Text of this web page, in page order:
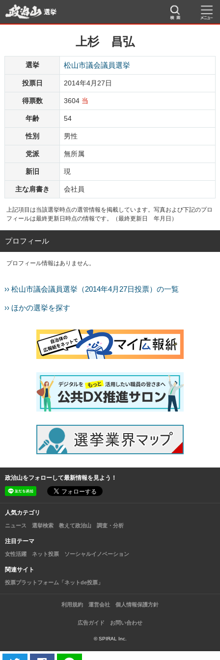
選挙
上杉 昌弘
選挙 松山市議会議員選挙
投票日 2014年4月27日
得票数 3604 当
年齢 54
性別 男性
党派 無所属
新旧 現
主な肩書き 会社員
上記項目は当該選挙時点の選管情報を掲載しています。写真および下記のプロ
フィールは最終更新日時点の情報です。（最終更新日 年月日）
プロフィール
プロフィール情報はありません。
›› 松山市議会議員選挙（2014年4月27日投票）の一覧
›› ほかの選挙を探す
政治山をフォローして最新情報を見よう！
人気カテゴリ
ニュース 選挙検索 教えて政治山 調査・分析
注目テーマ
女性活躍 ネット投票 ソーシャルイノベーション
関連サイト
投票プラットフォーム「ネットde投票」
利用規約 運営会社 個人情報保護方針
広告ガイド お問い合わせ
© SPIRAL Inc.